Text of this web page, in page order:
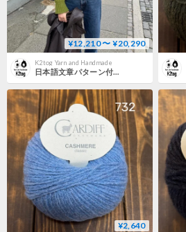
¥12,210 〜 ¥20,290
K2tog Yarn and Handmade
日本語文章パターン付キット Amy Sweater
¥2,640